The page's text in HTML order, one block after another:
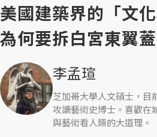
美國建築界的「文
為何要拆白宮東翼
李孟瑄
芝加哥大學人文碩士，目
攻讀藝術史博士。喜歡在
與藝術看人類的大道理。